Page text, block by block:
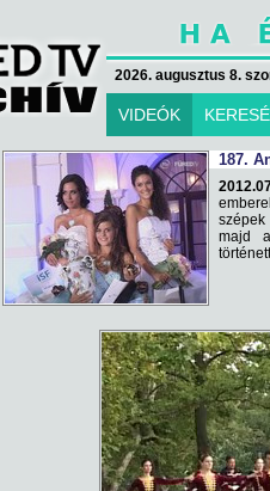
2026. augusztus 8.
VIDEÓK
187.
majd